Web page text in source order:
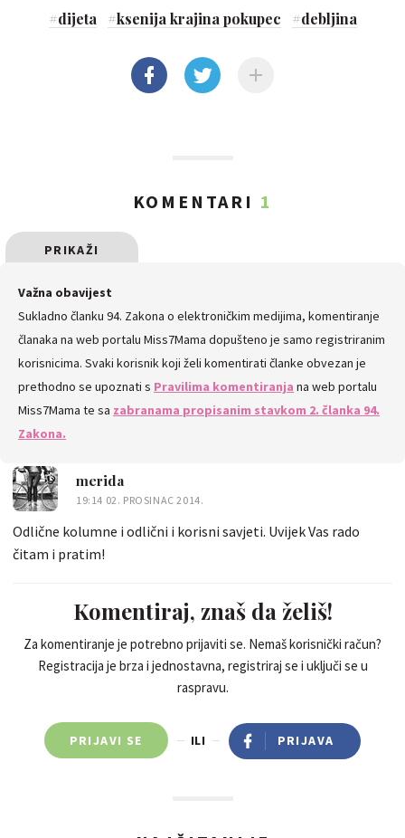
#dijeta #ksenija krajina pokupec #debljina
KOMENTARI 1
PRIKAŽI
SVE
KOMENTARE
Važna obavijest
Sukladno članku 94. Zakona o elektroničkim medijima, komentiranje
članaka na web portalu Miss7Mama dopušteno je samo registriranim
korisnicima. Svaki korisnik koji želi komentirati članke obvezan je
prethodno se upoznati s Pravilima komentiranja na web portalu
Miss7Mama te sa zabranama propisanim stavkom 2. članka 94.
Zakona.
merida
19:14 02. PROSINAC 2014.
Odlične kolumne i odlični i korisni savjeti. Uvijek Vas rado
čitam i pratim!
Komentiraj, znaš da želiš!
Za komentiranje je potrebno prijaviti se. Nemaš korisnički račun?
Registracija je brza i jednostavna, registriraj se i uključi se u
raspravu.
PRIJAVI SE ILI PRIJAVA